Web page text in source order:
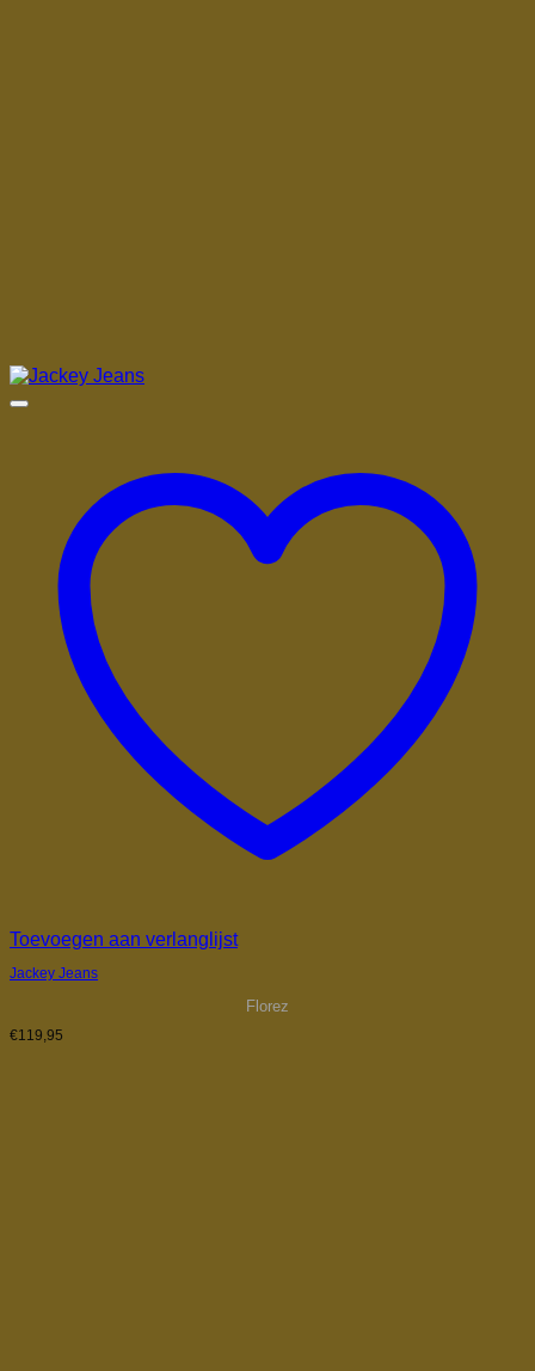
Toevoegen aan verlanglijst
Jackey Jeans
Florez
€119,95